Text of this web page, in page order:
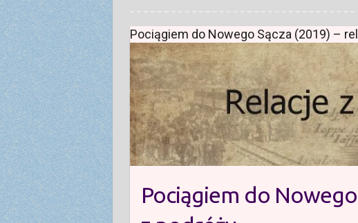
Pociągiem do Nowego Sącza (2019) –
Pociągiem do Nowego